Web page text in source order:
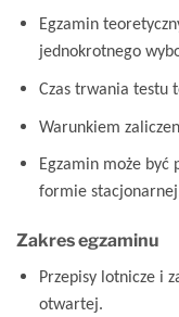
Egzamin
jednokrotnego
Czas trwania testu
Warunkiem
Egzamin może być
formie
Zakres egzaminu
Przepisy lotnicze i
otwartej.